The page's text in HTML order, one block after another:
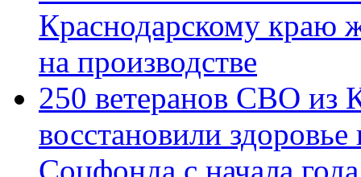
Краснодарскому краю
на производстве
250 ветеранов СВО из
восстановили